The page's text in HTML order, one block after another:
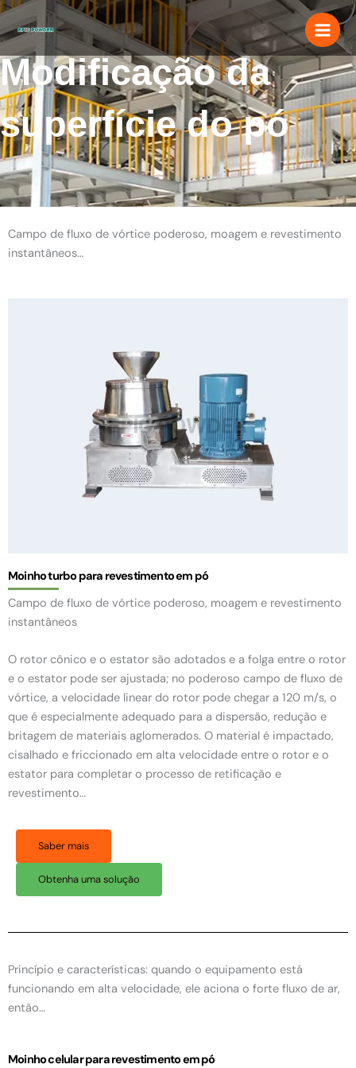
Ir
para
o
conteúdo
Modificação da
superfície do pó
Campo de fluxo de vórtice poderoso, moagem e revestimento
instantâneos…
Moinho turbo para revestimento em pó
Campo de fluxo de vórtice poderoso, moagem e revestimento
instantâneos
O rotor cônico e o estator são adotados e a folga entre o rotor
e o estator pode ser ajustada; no poderoso campo de fluxo de
vórtice, a velocidade linear do rotor pode chegar a 120 m/s, o
que é especialmente adequado para a dispersão, redução e
britagem de materiais aglomerados. O material é impactado,
cisalhado e friccionado em alta velocidade entre o rotor e o
estator para completar o processo de retificação e
revestimento…
Saber mais
Obtenha uma solução
Princípio e características: quando o equipamento está
funcionando em alta velocidade, ele aciona o forte fluxo de ar,
então…
Moinho celular para revestimento em pó